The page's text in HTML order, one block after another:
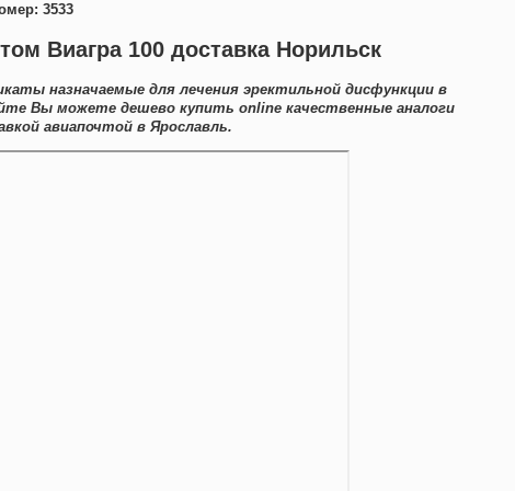
3533
Виагра 100 доставка Норильск
назначаемые для лечения эректильной дисфункции в
Вы можете дешево купить online качественные аналоги
авиапочтой в Ярославль.